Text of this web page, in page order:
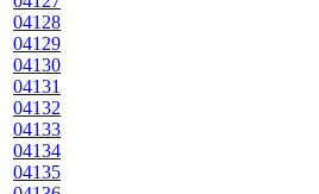
04128
04129
04130
04131
04132
04133
04134
04135